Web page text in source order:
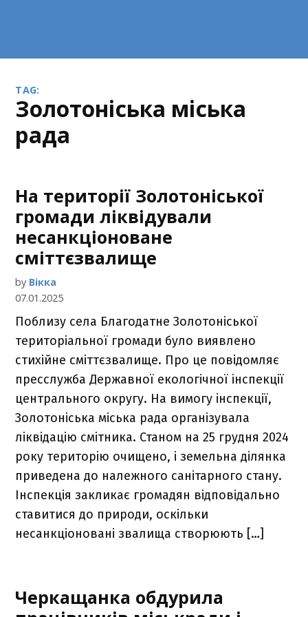
TAG:
Золотоніська міська
рада
На території Золотоніської
громади ліквідували
несанкціоноване
сміттєзвалище
by Вікка
07.01.2025
Поблизу села Благодатне Золотоніської
територіальної громади було виявлено
стихійне сміттєзвалище. Про це повідомляє
пресслужба Державної екологічної інспекції
центрального округу. На вимогу інспекції,
Золотоніська міська рада організувала
ліквідацію смітника. Станом на 25 грудня 2024
року територію очищено, і земельна ділянка
приведена до належного санітарного стану.
Інспекція закликає громадян відповідально
ставитися до природи, оскільки
несанкціоновані звалища створюють […]
Черкащанка обдурила